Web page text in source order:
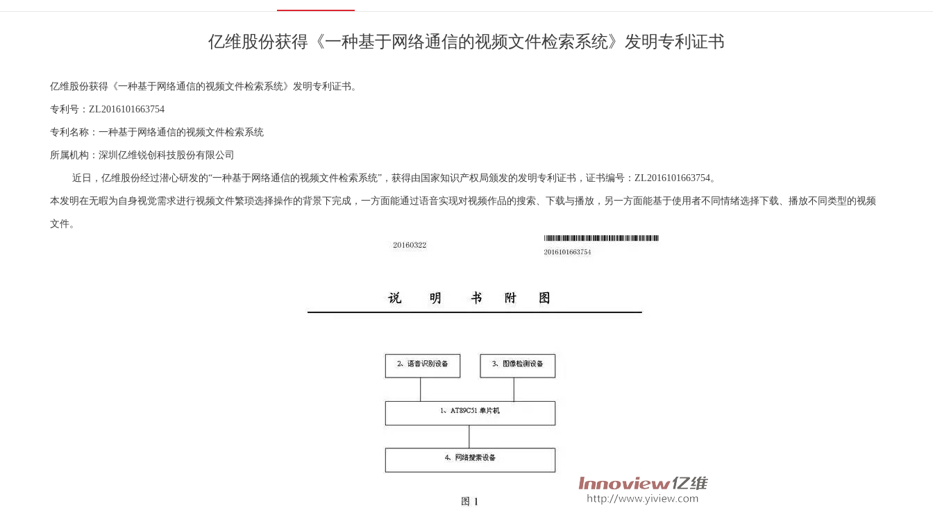
亿维股份获得《一种基于网络通信的视频文件检索系统》发明专利证书
亿维股份获得《一种基于网络通信的视频文件检索系统》发明专利证书。
专利号：ZL2016101663754
专利名称：一种基于网络通信的视频文件检索系统
所属机构：深圳亿维锐创科技股份有限公司
近日，亿维股份经过潜心研发的“一种基于网络通信的视频文件检索系统”，获得由国家知识产权局颁发的发明专利证书，证书编号：ZL2016101663754。
本发明在无暇为自身视觉需求进行视频文件繁琐选择操作的背景下完成，一方面能通过语音实现对视频作品的搜索、下载与播放，另一方面能基于使用者不同情绪选择下载、播放不同类型的视频
文件。